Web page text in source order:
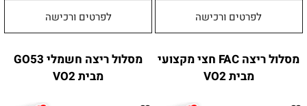
לפרטים ורכישה לפרטים ורכישה
מסלול ריצה FAC חצי מקצועי
מבית VO2
מסלול ריצה חשמלי GO53
מבית VO2